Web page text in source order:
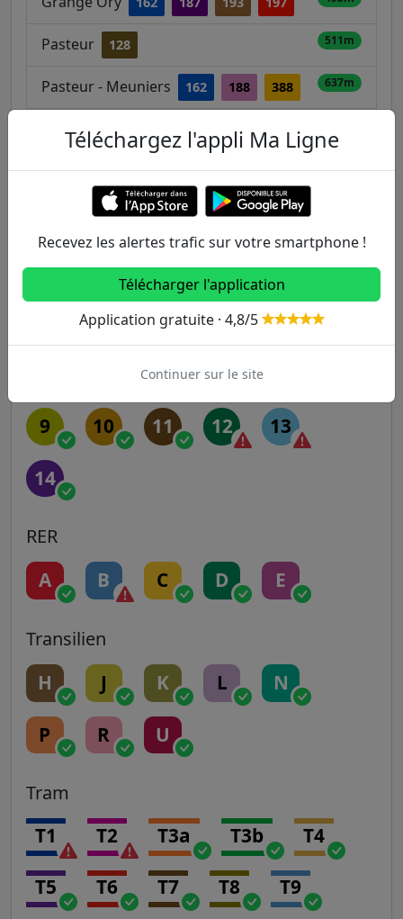
Pasteur 128 511m
Pasteur - Meuniers 162 188 388 637m
Carnot - Aristide Briand 162
187
Autres lignes
2 3 3B 4
7 7B
9 10 11 12 13
14
RER
A B C D E
Transilien
H J K L N
P R U
Tram
T1 T2 T3a T3b T4
T5 T6 T7 T8 T9
Téléchargez l'appli Ma Ligne
Recevez les alertes trafic sur votre smartphone !
Télécharger l'application
Application gratuite · 4,8/5
Continuer sur le site